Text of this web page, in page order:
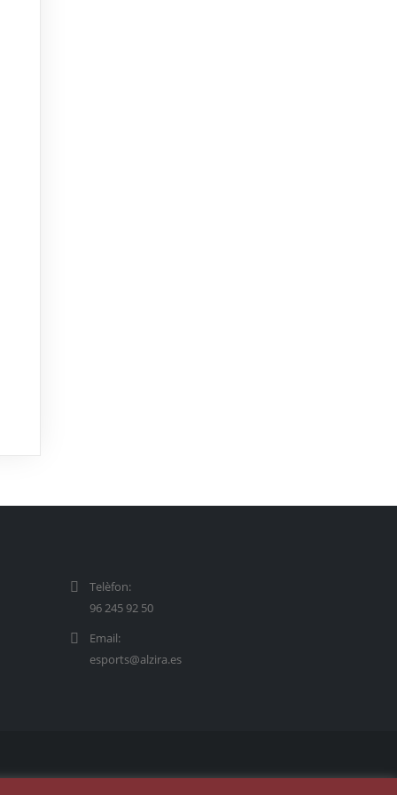
Telèfon:
96 245 92 50
Email:
esports@alzira.es